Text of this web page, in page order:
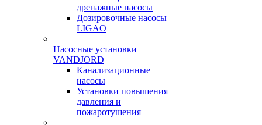
дренажные насосы
Дозировочные насосы
LIGAO
Насосные установки
VANDJORD
Канализационные
насосы
Установки повышения
давления и
пожаротушения